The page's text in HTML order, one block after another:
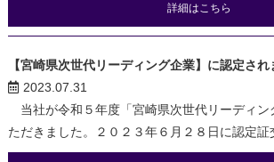
詳細はこちら
【宮崎県次世代リーディング企業】に認定され
2023.07.31
当社が令和５年度「宮崎県次世代リーディン
ただきました。２０２３年６月２８日に認定証